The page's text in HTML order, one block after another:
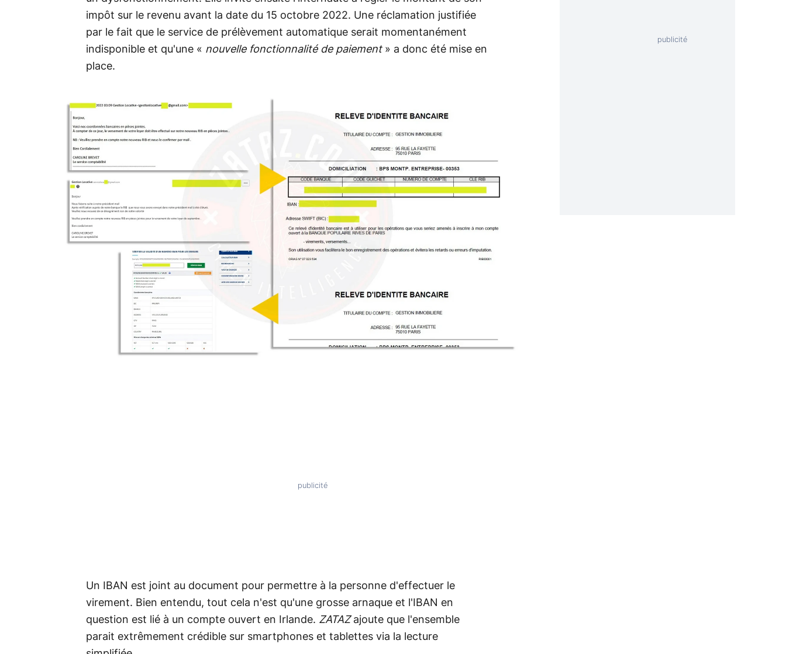
impôt sur le revenu avant la date du 15 octobre 2022. Une réclamation justifiée
par le fait que le service de prélèvement automatique serait momentanément
indisponible et qu'une « nouvelle fonctionnalité de paiement » a donc été mise en
place.
Un IBAN est joint au document pour permettre à la personne d'effectuer le
virement. Bien entendu, tout cela n'est qu'une grosse arnaque et l'IBAN en
question est lié à un compte ouvert en Irlande. ZATAZajoute que l'ensemble
parait extrêmement crédible sur smartphones et tablettes via la lecture